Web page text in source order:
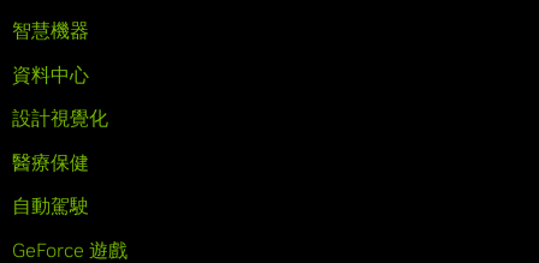
智慧機器
資料中心
設計視覺化
醫療保健
自動駕駛
GeForce 遊戲